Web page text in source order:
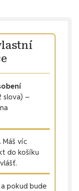
slova) –
Máš víc
do košíku
pokud bude